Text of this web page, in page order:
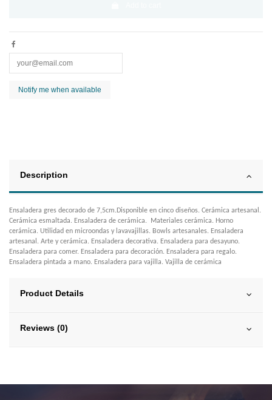
Description
Ensaladera gres decorado de 7,5cm.Disponible en cinco diseños. Cerámica artesanal.
Cerámica esmaltada. Ensaladera de cerámica. Materiales cerámica. Horno
cerámica. Utilidad en microondas y lavavajillas. Bowls artesanales. Ensaladera
artesanal. Arte y cerámica. Ensaladera decorativa. Ensaladera para desayuno.
Ensaladera para comer. Ensaladera para decoración. Ensaladera para regalo.
Ensaladera pintada a mano. Ensaladera para vajilla. Vajilla de cerámica
Product Details
Reviews (0)